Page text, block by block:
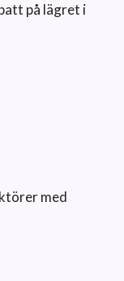
på lägret i
med